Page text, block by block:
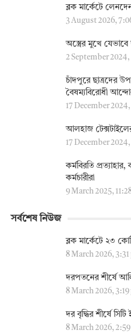
ব্লক মার্কেটে
3 August 2026,
অস্ত্রের মুখে
2 September
চাঁদপুরে ছাত্রদের
বৈষম্যবিরোধী
17 December
আলহাজ
17 December
কর্মবিরতি
কর্মচারীরা
9 March 2025,
সর্বশেষ নিউজ
ব্লক মার্কেটে ২৩
8 March 2026, 3:31
দরপতনের শীর্ষে
8 March 2026, 3:19
দর বৃদ্ধির শীর্ষে সিটি
8 March 2026,